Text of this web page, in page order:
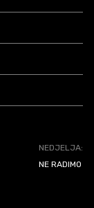
NEDJELJA:
NE RADIMO